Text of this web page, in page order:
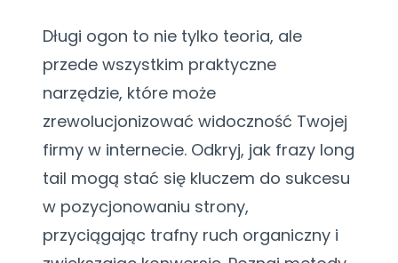
Długi ogon to nie tylko teoria, ale
przede wszystkim praktyczne
narzędzie, które może
zrewolucjonizować widoczność Twojej
firmy w internecie. Odkryj, jak frazy long
tail mogą stać się kluczem do sukcesu
w pozycjonowaniu strony,
przyciągając trafny ruch organiczny i